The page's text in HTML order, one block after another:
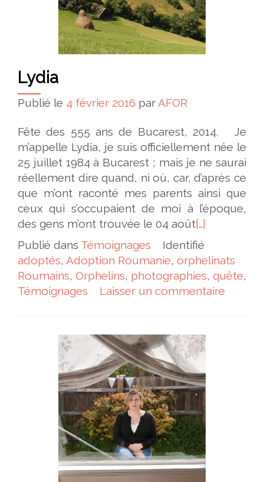
Lydia
Publié le 4 février 2016 par AFOR
Fête des 555 ans de Bucarest, 2014. Je
m’appelle Lydia, je suis officiellement née le
25 juillet 1984 à Bucarest ; mais je ne saurai
réellement dire quand, ni où, car, d’après ce
que m’ont raconté mes parents ainsi que
ceux qui s’occupaient de moi à l’époque,
des gens m’ont trouvée le 04 août[…]
Publié dans Témoignages
Identifié
adoptés, Adoption Roumanie, orphelinats
Roumains, Orphelins, photographies, quête,
Témoignages
Laisser un commentaire